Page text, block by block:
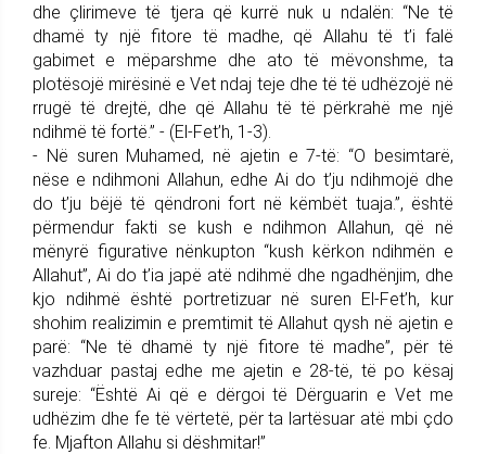
dhe çlirimeve të tjera që kurrë nuk u ndalën: “Ne të
dhamë ty një fitore të madhe, që Allahu të t’i falë
gabimet e mëparshme dhe ato të mëvonshme, ta
plotësojë mirësinë e Vet ndaj teje dhe të të udhëzojë në
rrugë të drejtë, dhe që Allahu të të përkrahë me një
ndihmë të fortë.” - (El-Fet’h, 1-3).
- Në suren Muhamed, në ajetin e 7-të: “O besimtarë,
nëse e ndihmoni Allahun, edhe Ai do t’ju ndihmojë dhe
do t’ju bëjë të qëndroni fort në këmbët tuaja.”, është
përmendur fakti se kush e ndihmon Allahun, që në
mënyrë figurative nënkupton “kush kërkon ndihmën e
Allahut”, Ai do t’ia japë atë ndihmë dhe ngadhënjim, dhe
kjo ndihmë është portretizuar në suren El-Fet’h, kur
shohim realizimin e premtimit të Allahut qysh në ajetin e
parë: “Ne të dhamë ty një fitore të madhe”, për të
vazhduar pastaj edhe me ajetin e 28-të, të po kësaj
sureje: “Është Ai që e dërgoi të Dërguarin e Vet me
udhëzim dhe fe të vërtetë, për ta lartësuar atë mbi çdo
fe. Mjafton Allahu si dëshmitar!”